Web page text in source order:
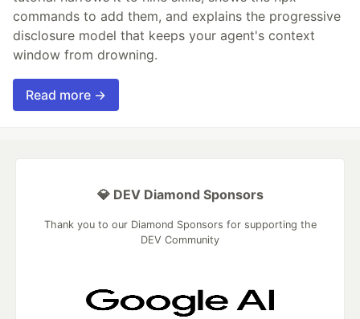
commands to add them, and explains the progressive
disclosure model that keeps your agent's context
window from drowning.
Read more →
💎 DEV Diamond Sponsors
Thank you to our Diamond Sponsors for supporting the
DEV Community